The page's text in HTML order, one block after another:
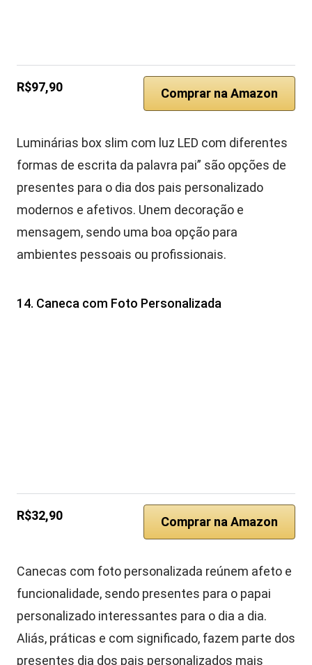
R$97,90 Comprar na Amazon
Luminárias box slim com luz LED com diferentes
formas de escrita da palavra pai” são opções de
presentes para o dia dos pais personalizado
modernos e afetivos. Unem decoração e
mensagem, sendo uma boa opção para
ambientes pessoais ou profissionais.
14. Caneca com Foto Personalizada
R$32,90 Comprar na Amazon
Canecas com foto personalizada reúnem afeto e
funcionalidade, sendo presentes para o papai
personalizado interessantes para o dia a dia.
Aliás, práticas e com significado, fazem parte dos
presentes dia dos pais personalizados mais